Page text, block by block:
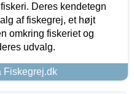
Deres kendetegn
af fiskegrej, et højt
omkring fiskeriet og
udvalg.
Fiskegrej.dk